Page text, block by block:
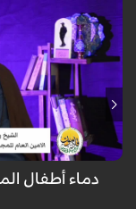
الدكتور عبد الهادي
الأطفال المظلومين في
"صرخة وجدان
العسكرية والإعلامية
أوقظت الأمة الإسلامية
مؤثر، داعين إلى الوحدة
أن التكاتف الشعبي
الصهيوأميركي
دماء أطفال